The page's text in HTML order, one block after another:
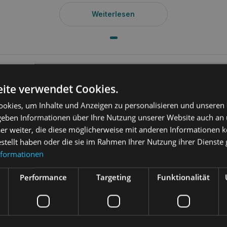
Weiterlesen
3kg für Zwerghunde ist ein speziell formuliertes Alleinfuttermittel
einer fortschrittlichen Dentaltechnologie basiert. Dieses
und Zahnstein, indem es wie eine Zahnbürste wirkt.
für Zähne und Zahnfleisch von
Dental Care t/d 3kg für Miniaturhunde
3kg für Hunde kleiner Rassen verwendet eine dreifach aktive
entwickelt und bietet ein Brikett in der richtigen Größe, Form und
zu unterstützen.
verwendet Cookies.
um Inhalte und Anzeigen zu personalisieren und
Informationen über Ihre Nutzung unserer Website auch an
weiter, die diese möglicherweise mit anderen Informationen
haben oder die sie im Rahmen Ihrer Nutzung ihrer Dienste
Performance Targeting Funktionalität